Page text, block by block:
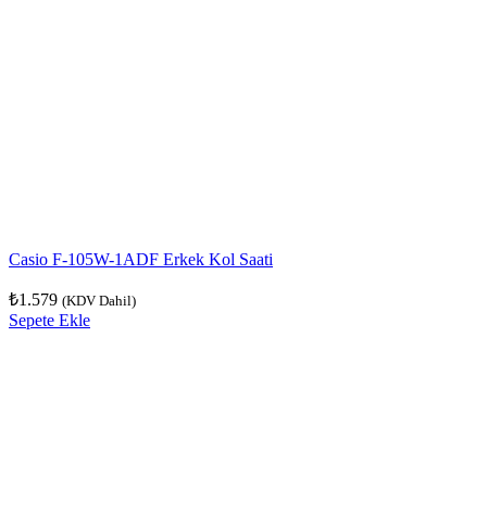
Casio F-105W-1ADF Erkek Kol Saati
₺1.579 (KDV Dahil)
Sepete Ekle